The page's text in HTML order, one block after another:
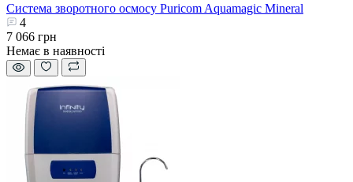
Система зворотного осмосу Puricom Aquamagic Mineral
4
7 066 грн
Немає в наявності